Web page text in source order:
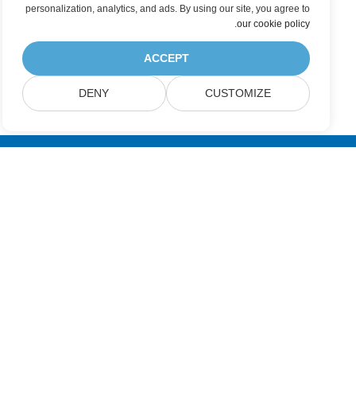
personalization, analytics, and ads. By using our site, you agree to
our cookie policy
.
ACCEPT
CUSTOMIZE
DENY